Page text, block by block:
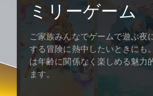
ミリーゲーム
ご家族みんなでゲームで遊ぶ夜
する冒険に熱中したいときにも
は年齢に関係なく楽しめる魅力
ます。